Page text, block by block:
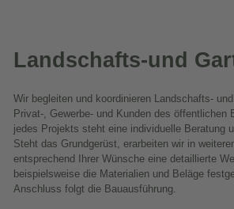
Landschafts-und
Wir begleiten und koordinieren Landschafts-
Privat-, Gewerbe- und Kunden des öffentlichen
jedes Projekts steht eine individuelle Beratung
Steht das Grundgerüst, erarbeiten wir in
entsprechend Ihrer Wünsche eine detaillierte
beispielsweise die Materialien und Beläge
Anschluss folgt die Bauausführung.